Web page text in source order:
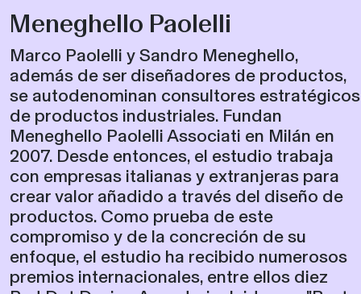
Marco Paolelli y Sandro Meneghello,
además de ser diseñadores de productos,
se autodenominan consultores estratégicos
de productos industriales. Fundan
Meneghello Paolelli Associati en Milán en
2007. Desde entonces, el estudio trabaja
con empresas italianas y extranjeras para
crear valor añadido a través del diseño de
productos. Como prueba de este
compromiso y de la concreción de su
enfoque, el estudio ha recibido numerosos
premios internacionales, entre ellos diez
Red Dot Design Awards, incluido uno "Best
of the Best", siete Design Plus, tres Good